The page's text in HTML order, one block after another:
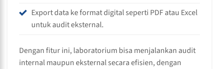
Export data ke format digital seperti PDF atau Excel
untuk audit eksternal.
Dengan fitur ini, laboratorium bisa menjalankan audit
internal maupun eksternal secara efisien, dengan